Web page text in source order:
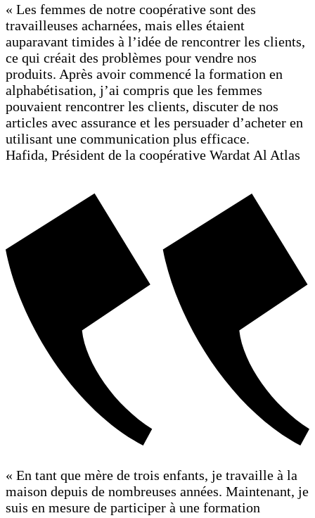
« Les femmes de notre coopérative sont des
travailleuses acharnées, mais elles étaient
auparavant timides à l’idée de rencontrer les clients,
ce qui créait des problèmes pour vendre nos
produits. Après avoir commencé la formation en
alphabétisation, j’ai compris que les femmes
pouvaient rencontrer les clients, discuter de nos
articles avec assurance et les persuader d’acheter en
utilisant une communication plus efficace.
Hafida, Président de la coopérative Wardat Al Atlas
« En tant que mère de trois enfants, je travaille à la
maison depuis de nombreuses années. Maintenant, je
suis en mesure de participer à une formation